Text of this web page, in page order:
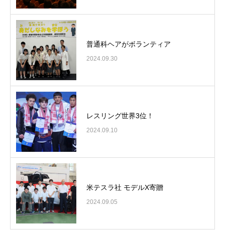
普通科ヘアがボランティア
2024.09.30
レスリング世界3位！
2024.09.10
米テスラ社 モデルX寄贈
2024.09.05